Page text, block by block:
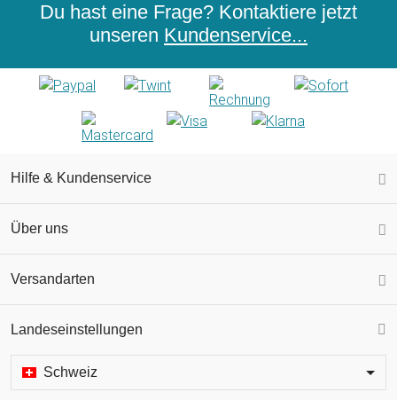
Du hast eine Frage? Kontaktiere jetzt
unseren Kundenservice...
Hilfe & Kundenservice
Über uns
Versandarten
Landeseinstellungen
Schweiz